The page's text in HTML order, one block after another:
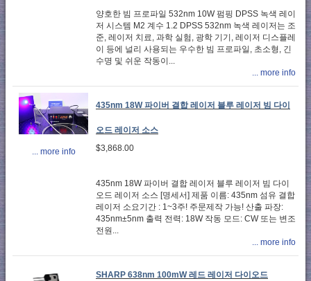
양호한 빔 프로파일 532nm 10W 펌핑 DPSS 녹색 레이
저 시스템 M2 계수 1.2 DPSS 532nm 녹색 레이저는 조
준, 레이저 치료, 과학 실험, 광학 기기, 레이저 디스플레
이 등에 널리 사용되는 우수한 빔 프로파일, 초소형, 긴
수명 및 쉬운 작동이...
... more info
... more info
435nm 18W 파이버 결합 레이저 블루 레이저 빔 다이
오드 레이저 소스
$3,868.00
435nm 18W 파이버 결합 레이저 블루 레이저 빔 다이
오드 레이저 소스 [명세서] 제품 이름: 435nm 섬유 결합
레이저 소요기간 : 1~3주! 주문제작 가능! 산출 파장:
435nm±5nm 출력 전력: 18W 작동 모드: CW 또는 변조
전원...
... more info
SHARP 638nm 100mW 레드 레이저 다이오드